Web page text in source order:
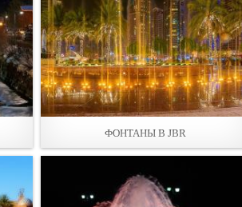
ФОНТАНЫ В JBR